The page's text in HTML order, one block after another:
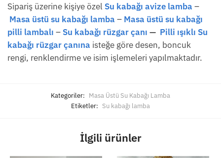
Sipariş üzerine kişiye özel Su kabağı avize lamba –
Masa üstü su kabağı lamba – Masa üstü su kabağı
pilli lambalı – Su kabağı rüzgar çanı — Pilli ışıklı Su
kabağı rüzgar çanına isteğe göre desen, boncuk
rengi, renklendirme ve isim işlemeleri yapılmaktadır.
Kategoriler: Masa Üstü Su Kabağı Lamba
Etiketler: Su kabağı lamba
İlgili ürünler